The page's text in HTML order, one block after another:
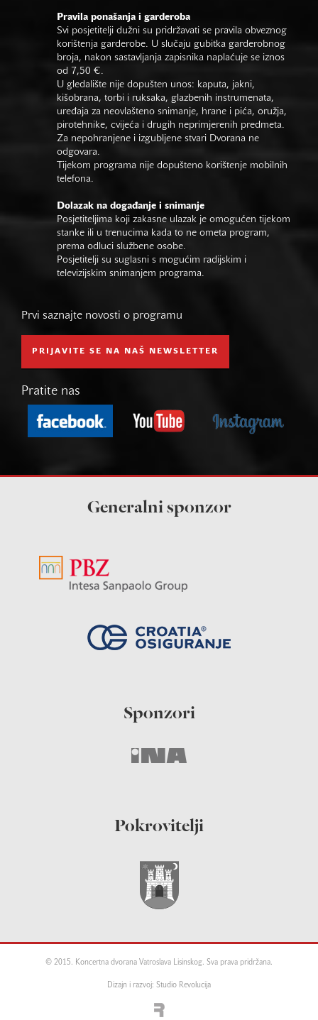
Pravila ponašanja i garderoba
Svi posjetitelji dužni su pridržavati se pravila obveznog
korištenja garderobe. U slučaju gubitka garderobnog
broja, nakon sastavljanja zapisnika naplaćuje se iznos
od 7,50 €.
U gledalište nije dopušten unos: kaputa, jakni,
kišobrana, torbi i ruksaka, glazbenih instrumenata,
uređaja za neovlašteno snimanje, hrane i pića, oružja,
pirotehnike, cvijeća i drugih neprimjerenih predmeta.
Za nepohranjene i izgubljene stvari Dvorana ne
odgovara.
Tijekom programa nije dopušteno korištenje mobilnih
telefona.
Dolazak na događanje i snimanje
Posjetiteljima koji zakasne ulazak je omogućen tijekom
stanke ili u trenucima kada to ne ometa program,
prema odluci službene osobe.
Posjetitelji su suglasni s mogućim radijskim i
televizijskim snimanjem programa.
Prvi saznajte novosti o programu
PRIJAVITE SE NA NAŠ NEWSLETTER
Pratite nas
Generalni sponzor
Sponzori
Pokrovitelji
© 2015. Koncertna dvorana Vatroslava Lisinskog. Sva prava pridržana.
Dizajn i razvoj: Studio Revolucija